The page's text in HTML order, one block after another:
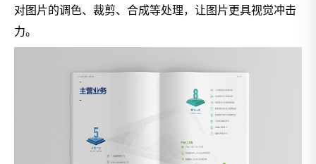
对图片的调色、裁剪、合成等处理，让图片更具视觉冲击
力。